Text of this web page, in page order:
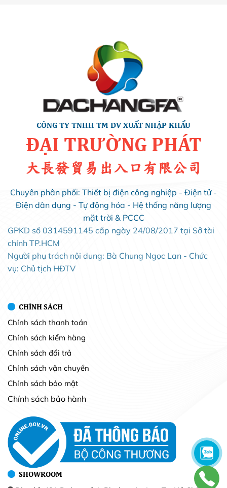
CÔNG TY TNHH TM DV XUẤT NHẬP KHẨU
ĐẠI TRƯỜNG PHÁT
大長發貿易出入口有限公司
Chuyên phân phối: Thiết bị điện công nghiệp - Điện tử -
Điện dân dụng - Tự động hóa - Hệ thống năng lượng
mặt trời & PCCC
GPKD số 0314591145 cấp ngày 24/08/2017 tại Sở tài
chính TP.HCM
Người phụ trách nội dung: Bà Chung Ngọc Lan - Chức
vụ: Chủ tịch HĐTV
CHÍNH SÁCH
Chính sách thanh toán
Chính sách kiểm hàng
Chính sách đổi trả
Chính sách vận chuyển
Chính sách bảo mật
Chính sách bảo hành
SHOWROOM